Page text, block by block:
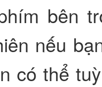
bên
nếu
có thể